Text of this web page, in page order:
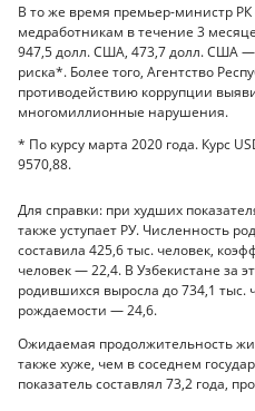
В то же время премьер-министр
медработникам в течение 3
947,5 долл. США, 473,7 долл. США —
риска*. Более того, Агентство
противодействию коррупции
многомиллионные нарушения.
* По курсу марта 2020 года. Курс
9570,88.
Для справки: при худших
также уступает РУ. Численность
составила 425,6 тыс. человек,
человек — 22,4. В Узбекистане за
родившихся выросла до 734,1 тыс.
рождаемости — 24,6.
Ожидаемая продолжительность
также хуже, чем в соседнем
показатель составлял 73,2 года,